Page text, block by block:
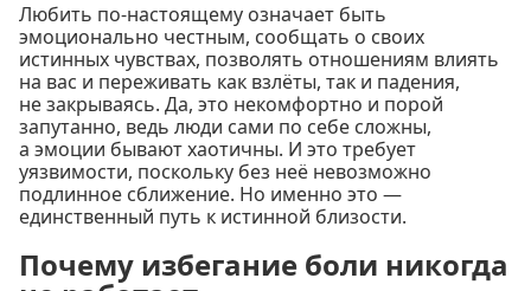
Любить по-настоящему означает быть
эмоционально честным, сообщать о своих
истинных чувствах, позволять отношениям влиять
на вас и переживать как взлёты, так и падения,
не закрываясь. Да, это некомфортно и порой
запутанно, ведь люди сами по себе сложны,
а эмоции бывают хаотичны. И это требует
уязвимости, поскольку без неё невозможно
подлинное сближение. Но именно это —
единственный путь к истинной близости.
Почему избегание боли никогда